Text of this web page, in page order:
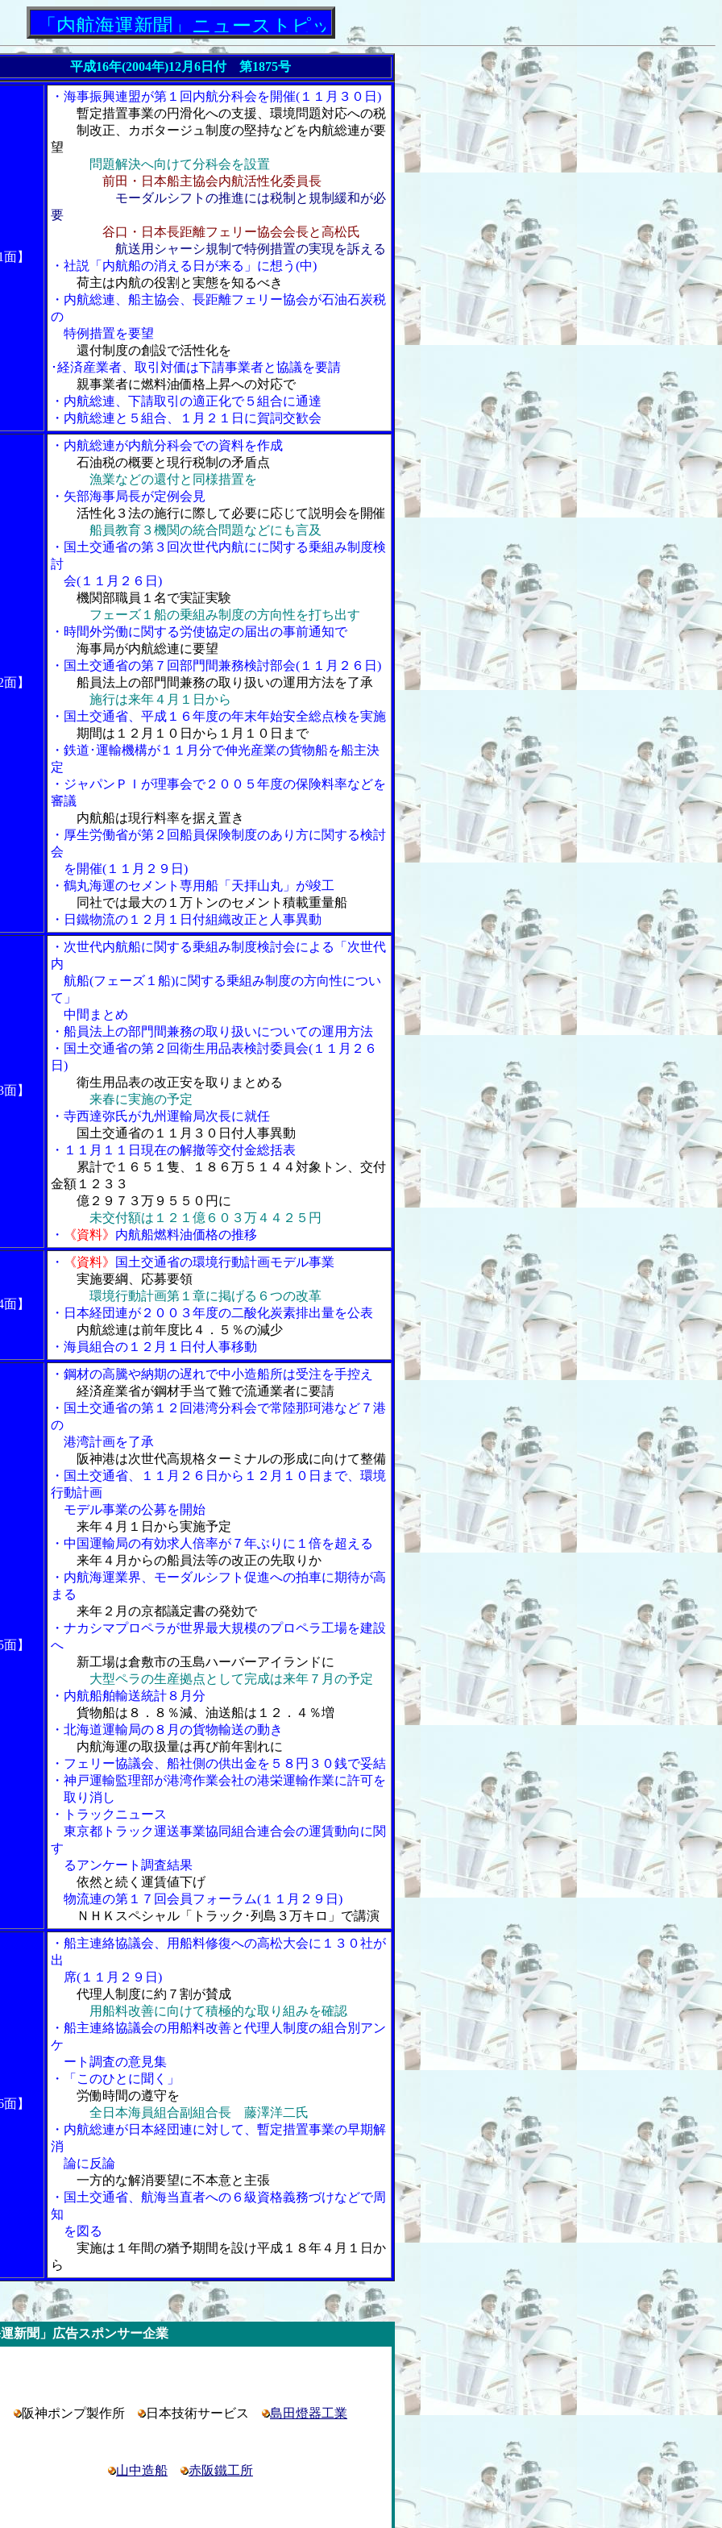
航海運新聞」ニューストピックス
平成16年(2004年)12月6日付 第1875号
】
・海事振興連盟が第１回内航分科会を開催(１１月３０日)
暫定措置事業の円滑化への支援、環境問題対応への税
制改正、カボタージュ制度の堅持などを内航総連が要
望
問題解決へ向けて分科会を設置
前田・日本船主協会内航活性化委員長
モーダルシフトの推進には税制と規制緩和が必
要
谷口・日本長距離フェリー協会会長と高松氏
航送用シャーシ規制で特例措置の実現を訴える
・社説「内航船の消える日が来る」に想う(中)
荷主は内航の役割と実態を知るべき
・内航総連、船主協会、長距離フェリー協会が石油石炭税
の
特例措置を要望
還付制度の創設で活性化を
･経済産業者、取引対価は下請事業者と協議を要請
親事業者に燃料油価格上昇への対応で
・内航総連、下請取引の適正化で５組合に通達
・内航総連と５組合、１月２１日に賀詞交歓会
】
・内航総連が内航分科会での資料を作成
石油税の概要と現行税制の矛盾点
漁業などの還付と同様措置を
・矢部海事局長が定例会見
活性化３法の施行に際して必要に応じて説明会を開催
船員教育３機関の統合問題などにも言及
・国土交通省の第３回次世代内航にに関する乗組み制度検
討
会(１１月２６日)
機関部職員１名で実証実験
フェーズ１船の乗組み制度の方向性を打ち出す
・時間外労働に関する労使協定の届出の事前通知で
海事局が内航総連に要望
・国土交通省の第７回部門間兼務検討部会(１１月２６日)
船員法上の部門間兼務の取り扱いの運用方法を了承
施行は来年４月１日から
・国土交通省、平成１６年度の年末年始安全総点検を実施
期間は１２月１０日から１月１０日まで
・鉄道･運輸機構が１１月分で伸光産業の貨物船を船主決
定
・ジャパンＰＩが理事会で２００５年度の保険料率などを
審議
内航船は現行料率を据え置き
・厚生労働省が第２回船員保険制度のあり方に関する検討
会
を開催(１１月２９日)
・鶴丸海運のセメント専用船「天拝山丸」が竣工
同社では最大の１万トンのセメント積載重量船
・日鐵物流の１２月１日付組織改正と人事異動
】
・次世代内航船に関する乗組み制度検討会による「次世代
内
航船(フェーズ１船)に関する乗組み制度の方向性につい
て」
中間まとめ
・船員法上の部門間兼務の取り扱いについての運用方法
・国土交通省の第２回衛生用品表検討委員会(１１月２６
日)
衛生用品表の改正安を取りまとめる
来春に実施の予定
・寺西達弥氏が九州運輸局次長に就任
国土交通省の１１月３０日付人事異動
・１１月１１日現在の解撤等交付金総括表
累計で１６５１隻、１８６万５１４４対象トン、交付
金額１２３３
億２９７３万９５５０円に
未交付額は１２１億６０３万４４２５円
・
《資料》 内航船燃料油価格の推移
】
・ 《資料》
国土交通省の環境行動計画モデル事業
実施要綱、応募要領
環境行動計画第１章に掲げる６つの改革
・日本経団連が２００３年度の二酸化炭素排出量を公表
内航総連は前年度比４．５％の減少
・海員組合の１２月１日付人事移動
】
・鋼材の高騰や納期の遅れで中小造船所は受注を手控え
経済産業省が鋼材手当て難で流通業者に要請
・国土交通省の第１２回港湾分科会で常陸那珂港など７港
の
港湾計画を了承
阪神港は次世代高規格ターミナルの形成に向けて整備
・国土交通省、１１月２６日から１２月１０日まで、環境
行動計画
モデル事業の公募を開始
来年４月１日から実施予定
・中国運輸局の有効求人倍率が７年ぶりに１倍を超える
来年４月からの船員法等の改正の先取りか
・内航海運業界、モーダルシフト促進への拍車に期待が高
まる
来年２月の京都議定書の発効で
・ナカシマプロペラが世界最大規模のプロペラ工場を建設
へ
新工場は倉敷市の玉島ハーバーアイランドに
大型ペラの生産拠点として完成は来年７月の予定
・内航船舶輸送統計８月分
貨物船は８．８％減、油送船は１２．４％増
・北海道運輸局の８月の貨物輸送の動き
内航海運の取扱量は再び前年割れに
・フェリー協議会、船社側の供出金を５８円３０銭で妥結
・神戸運輸監理部が港湾作業会社の港栄運輸作業に許可を
取り消し
・トラックニュース
東京都トラック運送事業協同組合連合会の運賃動向に関
す
るアンケート調査結果
依然と続く運賃値下げ
物流連の第１７回会員フォーラム(１１月２９日)
ＮＨＫスペシャル「トラック･列島３万キロ」で講演
】
・船主連絡協議会、用船料修復への高松大会に１３０社が
出
席(１１月２９日)
代理人制度に約７割が賛成
用船料改善に向けて積極的な取り組みを確認
・船主連絡協議会の用船料改善と代理人制度の組合別アン
ケ
ート調査の意見集
・「このひとに聞く」
労働時間の遵守を
全日本海員組合副組合長 藤澤洋二氏
・内航総連が日本経団連に対して、暫定措置事業の早期解
消
論に反論
一方的な解消要望に不本意と主張
・国土交通省、航海当直者への６級資格義務づけなどで周
知
を図る
実施は１年間の猶予期間を設け平成１８年４月１日か
ら
ンサー企業
阪神ポンプ製作所 日本技術サービス 島田燈器工業
山中造船 赤阪鐵工所